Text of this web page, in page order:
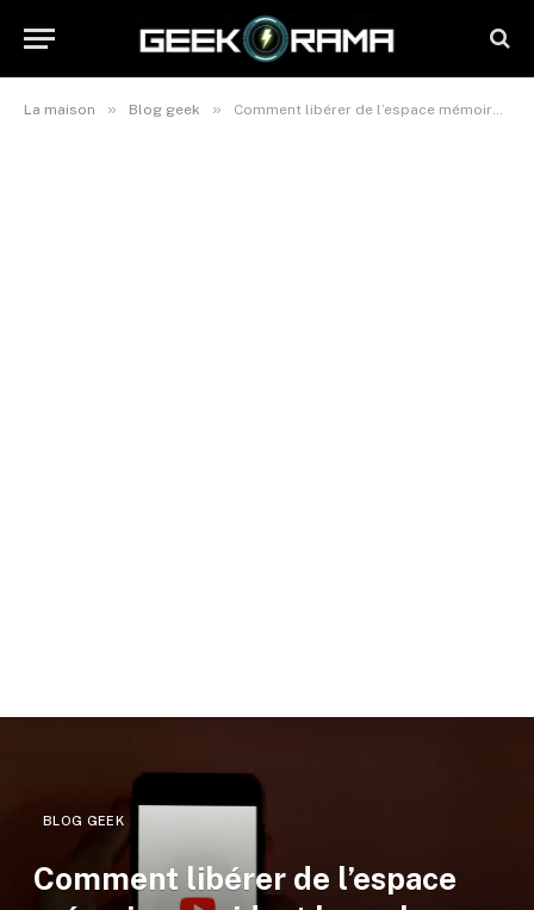
La maison » Blog geek » Comment libérer de l’espace mémoire en vidant le cache YouTube sur vos appareils
BLOG GEEK
Comment libérer de l’espace